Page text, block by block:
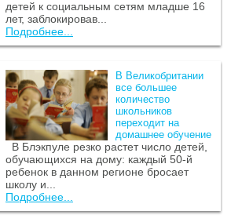
детей к социальным сетям младше 16
лет, заблокировав...
Подробнее...
В Великобритании
все большее
количество
школьников
переходит на
домашнее обучение
В Блэкпуле резко растет число детей,
обучающихся на дому: каждый 50-й
ребенок в данном регионе бросает
школу и...
Подробнее...